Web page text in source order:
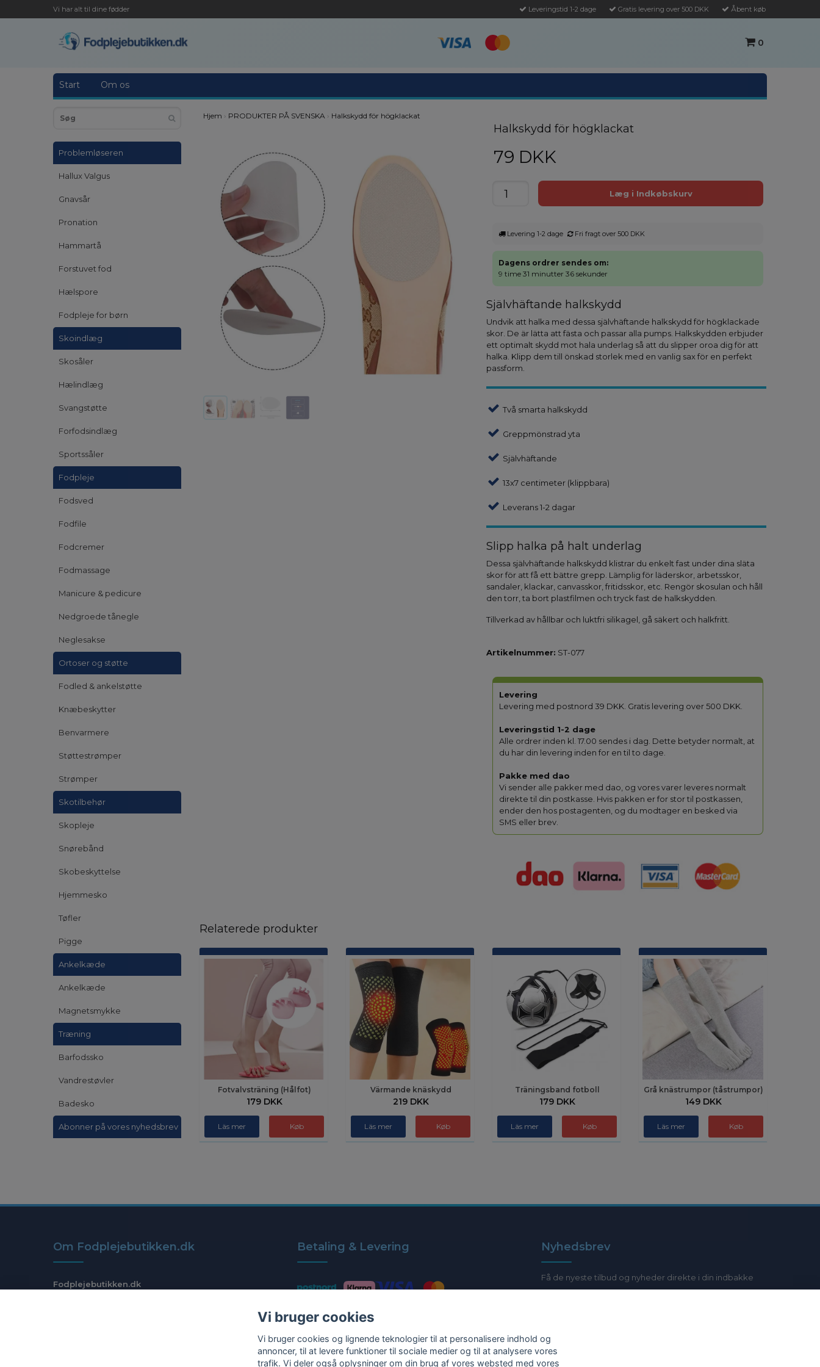
Vi har alt til dine fødder Leveringstid 1-2 dage Gratis levering over 500 DKK Åbent køb
0
Start Om os
Problemløseren
Hallux Valgus
Gnavsår
Pronation
Hammartå
Forstuvet fod
Hælspore
Fodpleje for børn
Skoindlæg
Skosåler
Hælindlæg
Svangstøtte
Forfodsindlæg
Sportssåler
Fodpleje
Fodsved
Fodfile
Fodcremer
Fodmassage
Manicure & pedicure
Nedgroede tånegle
Neglesakse
Ortoser og støtte
Fodled & ankelstøtte
Knæbeskytter
Benvarmere
Støttestrømper
Strømper
Skotilbehør
Skopleje
Snørebånd
Skobeskyttelse
Hjemmesko
Tøfler
Pigge
Ankelkæde
Ankelkæde
Magnetsmykke
Træning
Barfodssko
Vandrestøvler
Badesko
Abonner på vores nyhedsbrev
Hjem › PRODUKTER PÅ SVENSKA › Halkskydd för högklackat
Halkskydd för högklackat
79 DKK
Levering 1-2 dage Fri fragt over 500 DKK
Dagens ordrer sendes om:
9 time 31 minutter 35 sekunder
Självhäftande halkskydd
Undvik att halka med dessa självhäftande halkskydd för högklackade
skor. De är lätta att fästa och passar alla pumps. Halkskydden erbjuder
ett optimalt skydd mot hala underlag så att du slipper oroa dig för att
halka. Klipp dem till önskad storlek med en vanlig sax för en perfekt
passform.
Två smarta halkskydd
Greppmönstrad yta
Självhäftande
13x7 centimeter (klippbara)
Leverans 1-2 dagar
Slipp halka på halt underlag
Dessa självhäftande halkskydd klistrar du enkelt fast under dina släta
skor för att få ett bättre grepp. Lämplig för läderskor, arbetsskor,
sandaler, klackar, canvasskor, fritidsskor, etc. Rengör skosulan och håll
den torr, ta bort plastfilmen och tryck fast de halkskydden.
Tillverkad av hållbar och luktfri silikagel, gå säkert och halkfritt.
Artikelnummer: ST-077
Levering
Levering med postnord 39 DKK. Gratis levering over 500 DKK.
Leveringstid 1-2 dage
Alle ordrer inden kl. 17.00 sendes i dag. Dette betyder normalt, at
du har din levering inden for en til to dage.
Pakke med dao
Vi sender alle pakker med dao, og vores varer leveres normalt
direkte til din postkasse. Hvis pakken er for stor til postkassen,
ender den hos postagenten, og du modtager en besked via
SMS eller brev.
Relaterede produkter
Fotvalvsträning (Hålfot)
179 DKK
Läs mer
Värmande knäskydd
219 DKK
Läs mer
Träningsband fotboll
179 DKK
Läs mer
Grå knästrumpor (tåstrumpor)
149 DKK
Läs mer
Om Fodplejebutikken.dk
Fodplejebutikken.dk
Betaling & Levering Nyhedsbrev
Få de nyeste tilbud og nyheder direkte i din indbakke
Vi bruger cookies
Vi bruger cookies og lignende teknologier til at personalisere indhold og
annoncer, til at levere funktioner til sociale medier og til at analysere vores
trafik. Vi deler også oplysninger om din brug af vores websted med vores